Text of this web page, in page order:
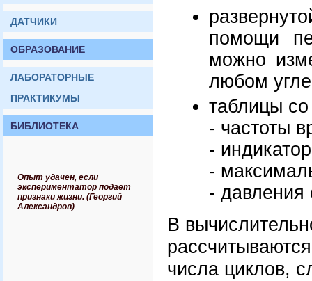
ДАТЧИКИ
ОБРАЗОВАНИЕ
ЛАБОРАТОРНЫЕ
ПРАКТИКУМЫ
БИБЛИОТЕКА
Опыт удачен, если
экспериментатор подаёт
признаки жизни. (Георгий
Александров)
помощи
можно
любом угле
таблицы
- частоты
-
-
- давления
В
числа циклов,